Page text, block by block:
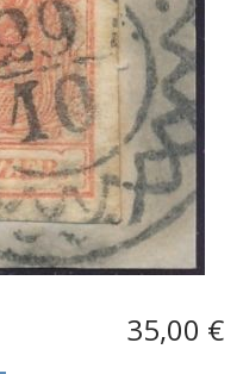
35,00 €